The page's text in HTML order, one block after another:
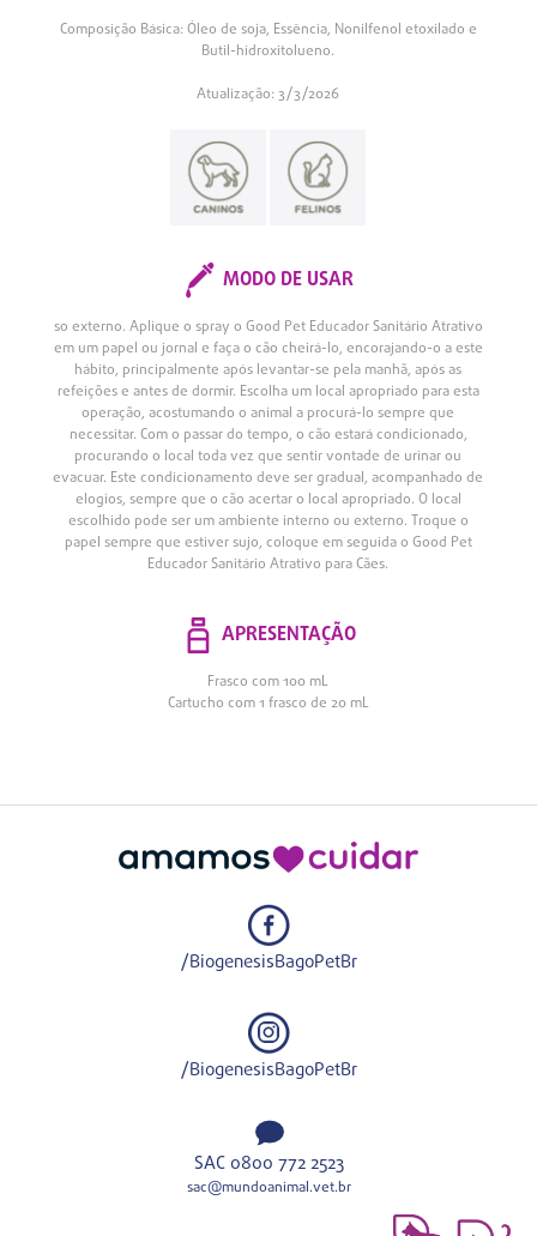
Composição Básica: Óleo de soja, Essência, Nonilfenol etoxilado e
Butil-hidroxitolueno.
Atualização: 3/3/2026
MODO DE USAR
so externo. Aplique o spray o Good Pet Educador Sanitário Atrativo
em um papel ou jornal e faça o cão cheirá-lo, encorajando-o a este
hábito, principalmente após levantar-se pela manhã, após as
refeições e antes de dormir. Escolha um local apropriado para esta
operação, acostumando o animal a procurá-lo sempre que
necessitar. Com o passar do tempo, o cão estará condicionado,
procurando o local toda vez que sentir vontade de urinar ou
evacuar. Este condicionamento deve ser gradual, acompanhado de
elogios, sempre que o cão acertar o local apropriado. O local
escolhido pode ser um ambiente interno ou externo. Troque o
papel sempre que estiver sujo, coloque em seguida o Good Pet
Educador Sanitário Atrativo para Cães.
APRESENTAÇÃO
Frasco com 100 mL
Cartucho com 1 frasco de 20 mL
/BiogenesisBagoPetBr
/BiogenesisBagoPetBr
SAC 0800 772 2523
sac@mundoanimal.vet.br